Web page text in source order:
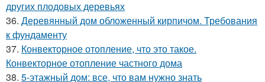
других плодовых деревьях
36. Деревянный дом обложенный кирпичом. Требования
к фундаменту
37. Конвекторное отопление, что это такое.
Конвекторное отопление частного дома
38. 5-этажный дом: все, что вам нужно знать